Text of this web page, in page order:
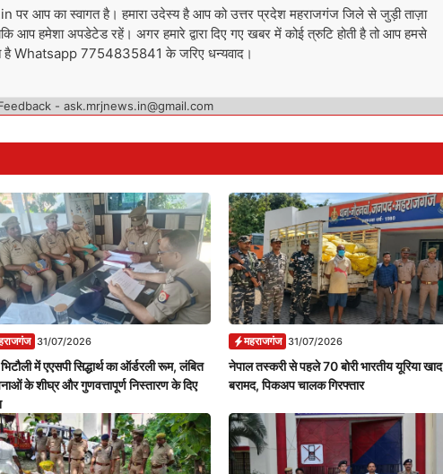
पर आप का स्वागत है। हमारा उदेस्य है आप को उत्तर प्रदेश महराजगंज जिले से जुड़ी ताज़ा
आप हमेशा अपडेटेड रहें। अगर हमारे द्वारा दिए गए खबर में कोई त्रुटि होती है तो आप हमसे
Whatsapp 7754835841 के जरिए धन्यवाद।
- ask.mrjnews.in@gmail.com
31/07/2026
में एएसपी सिद्धार्थ का ऑर्डरली रूम, लंबित
के शीघ्र और गुणवत्तापूर्ण निस्तारण के दिए
महराजगंज 31/07/2026
नेपाल तस्करी से पहले 70 बोरी भारतीय यूरिया खाद
बरामद, पिकअप चालक गिरफ्तार